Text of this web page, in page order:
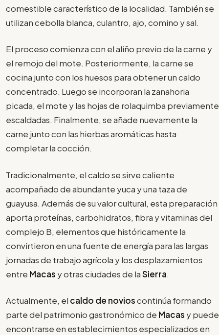
comestible característico de la localidad. También se
utilizan cebolla blanca, culantro, ajo, comino y sal.
El proceso comienza con el aliño previo de la carne y
el remojo del mote. Posteriormente, la carne se
cocina junto con los huesos para obtener un caldo
concentrado. Luego se incorporan la zanahoria
picada, el mote y las hojas de rolaquimba previamente
escaldadas. Finalmente, se añade nuevamente la
carne junto con las hierbas aromáticas hasta
completar la cocción.
Tradicionalmente, el caldo se sirve caliente
acompañado de abundante yuca y una taza de
guayusa. Además de su valor cultural, esta preparación
aporta proteínas, carbohidratos, fibra y vitaminas del
complejo B, elementos que históricamente la
convirtieron en una fuente de energía para las largas
jornadas de trabajo agrícola y los desplazamientos
entre Macas y otras ciudades de laSierra.
Actualmente, el caldo de novioscontinúa formando
parte del patrimonio gastronómico de Macas y puede
encontrarse en establecimientos especializados en